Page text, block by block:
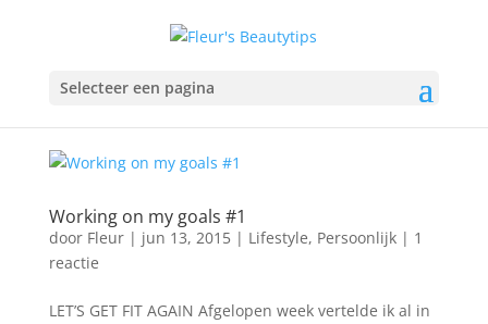
Selecteer een pagina
Working on my goals #1
door Fleur| jun 13, 2015| Lifestyle, Persoonlijk| 1
reactie
LET’S GET FIT AGAIN Afgelopen week vertelde ik al in